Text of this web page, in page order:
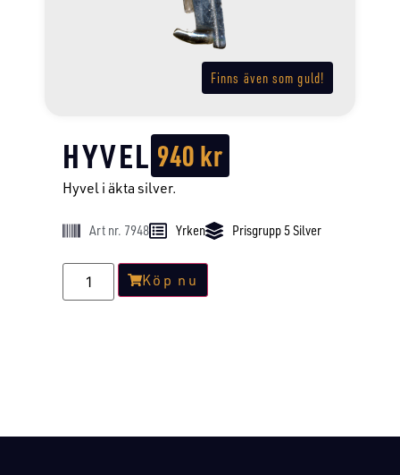
Finns även som guld!
HYVEL 940kr
Hyvel i äkta silver.
Art nr. 7948 Yrken Prisgrupp 5 Silver
Köp nu